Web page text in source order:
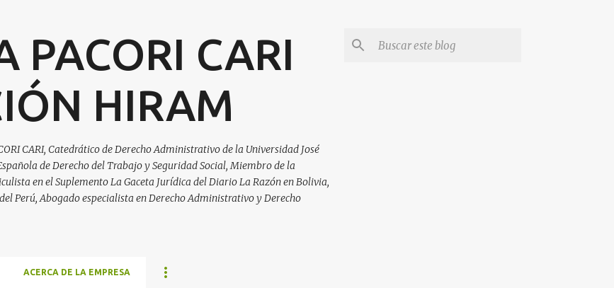
PACORI CARI
HIRAM
CARI, Catedrático de Derecho Administrativo de la Universidad José
de Derecho del Trabajo y Seguridad Social, Miembro de la
en el Suplemento La Gaceta Jurídica del Diario La Razón en Bolivia,
Perú, Abogado especialista en Derecho Administrativo y Derecho
ACERCA DE LA EMPRESA